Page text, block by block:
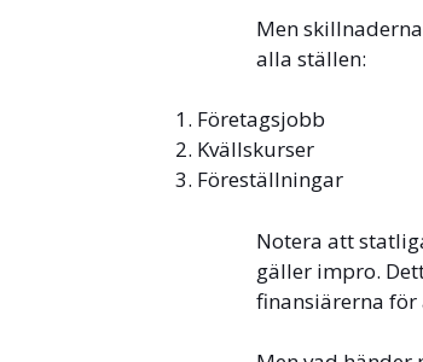
Men
alla ställen:
Företagsjobb
Kvällskurser
Föreställningar
Notera att
gäller impro.
finansiärerna för